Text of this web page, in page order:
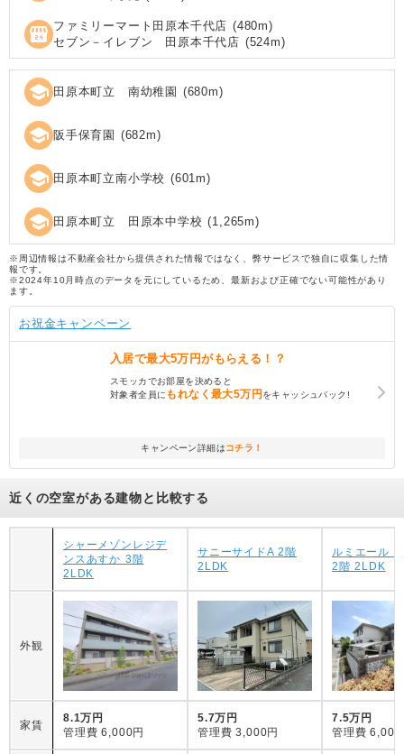
local_convenience_store ファミリーマート田原本千代店 (480m)
セブン－イレブン 田原本千代店 (524m)
school 田原本町立 南幼稚園 (680m)
school 阪手保育園 (682m)
school 田原本町立南小学校 (601m)
school 田原本町立 田原本中学校 (1,265m)
※周辺情報は不動産会社から提供された情報ではなく、弊サービスで独自に収集した情
報です。
※2024年10月時点のデータを元にしているため、最新および正確でない可能性があり
ます。
お祝金キャンペーン
入居で最大5万円がもらえる！？
スモッカでお部屋を決めると
対象者全員に もれなく最大5万円 をキャッシュバック!
キャンペーン詳細はコチラ！
近くの空室がある建物と比較する
シャーメゾンレジデ
ンスあすか 3階
2LDK
サニーサイドA 2階
2LDK
ルミエール
2階 2LDK
外観
家賃
8.1万円
管理費 6,000円
5.7万円
管理費 3,000円
7.5万円
管理費 6,000